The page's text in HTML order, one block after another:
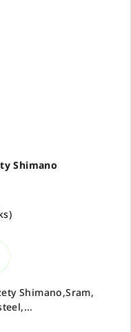
Shimano
)
Shimano,Sram,